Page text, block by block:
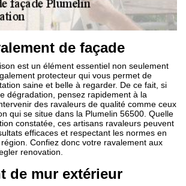
de façade
est un élément essentiel non seulement
protecteur qui vous permet de
saine et belle à regarder. De ce fait, si
dégradation, pensez rapidement à la
des ravaleurs de qualité comme ceux
qui se situe dans la Plumelin 56500. Quelle
constatée, ces artisans ravaleurs peuvent
efficaces et respectant les normes en
Confiez donc votre ravalement aux
renovation.
de mur extérieur